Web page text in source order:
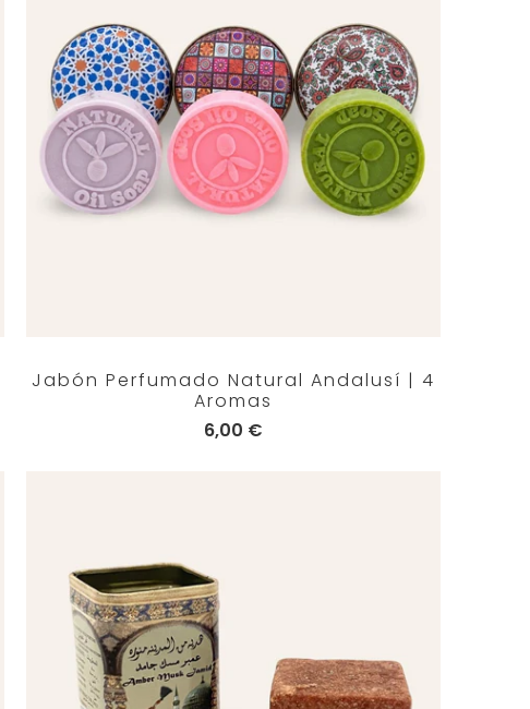
Jabón Perfumado Natural Andalusí | 4
Aromas
6,00 €